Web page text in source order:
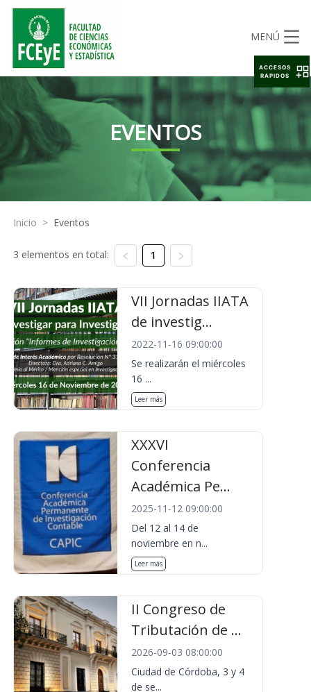
MENÚ
EVENTOS
Inicio > Eventos
3 elementos en total: 1
VII Jornadas IIATA
de investig...
2022-11-16 09:00:00
Se realizarán el miércoles
16 ...
Leer más
XXXVI
Conferencia
Académica Pe...
2025-11-12 09:00:00
Del 12 al 14 de
noviembre en n...
Leer más
II Congreso de
Tributación de ...
2026-09-03 08:00:00
Ciudad de Córdoba, 3 y 4
de se...
ACCESOS
RAPIDOS